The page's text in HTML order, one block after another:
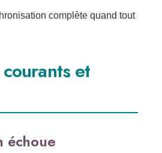
complète quand tout
et
échoue